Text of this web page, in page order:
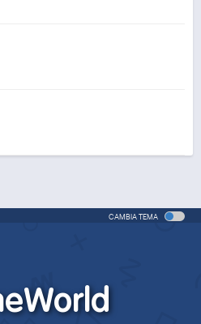
CAMBIA TEMA